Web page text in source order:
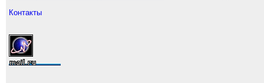
Контакты